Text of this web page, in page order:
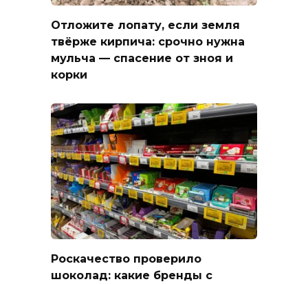
Отложите лопату, если земля
твёрже кирпича: срочно нужна
мульча — спасение от зноя и
корки
Роскачество проверило
шоколад: какие бренды с